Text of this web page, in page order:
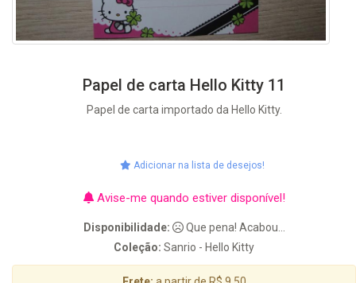
Papel de carta Hello Kitty 11
Papel de carta importado da Hello Kitty.
Adicionar na lista de desejos!
Avise-me quando estiver disponível!
Disponibilidade:
Que pena! Acabou...
Coleção: Sanrio - Hello Kitty